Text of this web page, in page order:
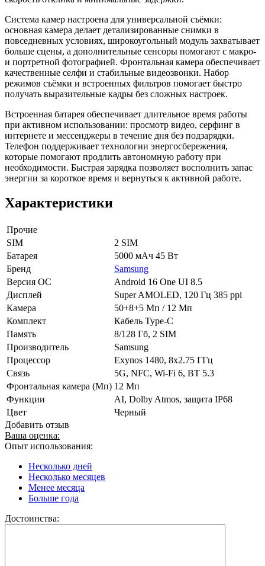
Система камер настроена для универсальной съёмки:
основная камера делает детализированные снимки в
повседневных условиях, широкоугольный модуль захватывает
больше сцены, а дополнительные сенсоры помогают с макро-
и портретной фотографией. Фронтальная камера обеспечивает
качественные селфи и стабильные видеозвонки. Набор
режимов съёмки и встроенных фильтров помогает быстро
получать выразительные кадры без сложных настроек.
Встроенная батарея обеспечивает длительное время работы
при активном использовании: просмотр видео, серфинг в
интернете и мессенджеры в течение дня без подзарядки.
Телефон поддерживает технологии энергосбережения,
которые помогают продлить автономную работу при
необходимости. Быстрая зарядка позволяет восполнить запас
энергии за короткое время и вернуться к активной работе.
Характеристики
Прочие
SIM
2 SIM
Батарея
5000 мАч 45 Вт
Бренд
Samsung
Версия ОС
Android 16 One UI 8.5
Дисплей
Super AMOLED, 120 Гц 385 ppi
Камера
50+8+5 Мп / 12 Мп
Комплект
Кабель Type-C
Память
8/128 Гб, 2 SIM
Производитель
Samsung
Процессор
Exynos 1480, 8х2.75 ГГц
Связь
5G, NFC, Wi-Fi 6, BT 5.3
Фронтальная камера (Мп) 12 Мп
Функции
AI, Dolby Atmos, защита IP68
Цвет
Черный
Добавить отзыв
Ваша оценка:
Опыт использования:
Несколько дней
Несколько месяцев
Менее месяца
Больше года
Достоинства: